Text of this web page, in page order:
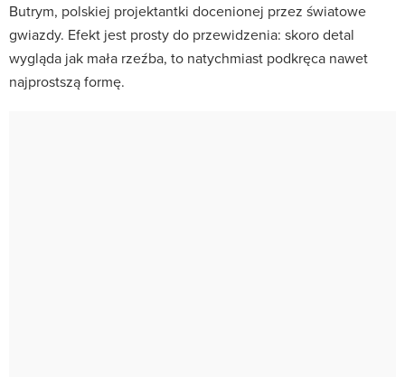
Butrym, polskiej projektantki docenionej przez światowe
gwiazdy. Efekt jest prosty do przewidzenia: skoro detal
wygląda jak mała rzeźba, to natychmiast podkręca nawet
najprostszą formę.